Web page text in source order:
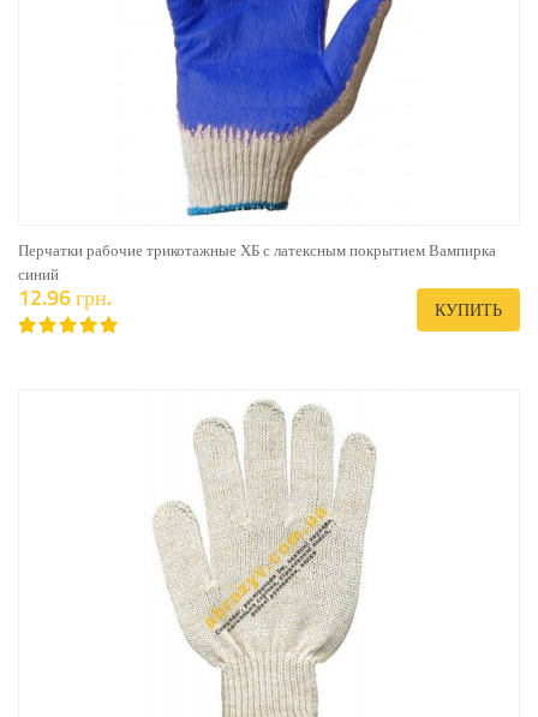
Перчатки рабочие трикотажные ХБ с латексным покрытием Вампирка
синий
12.96 грн. КУПИТЬ